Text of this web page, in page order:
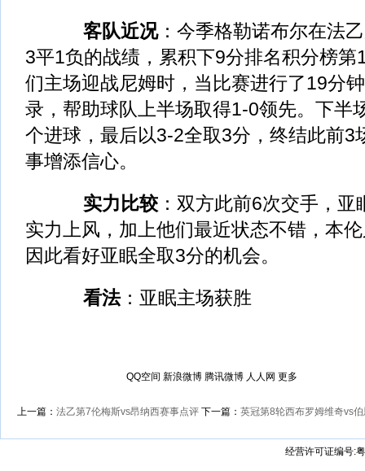
客队近况：今季格勒诺布尔在法
3平1负的战绩，累积下9分排名积分榜第
们主场迎战尼姆时，当比赛进行了19分
录，帮助球队上半场取得1-0领先。下半
个进球，最后以3-2全取3分，终结此前3
事增添信心。
实力比较 ：双方此前6次交手，
实力上风，加上他们最近状态不错，本
因此看好亚眠全取3分的机会。
看法：亚眠主场获胜
QQ空间 新浪微博 腾讯微博 人人网 更多
上一篇： 法乙第7伦梅斯vs昂纳西赛事点评 下一篇： 英冠第8轮西布罗姆维奇vs
经营许可证编号: